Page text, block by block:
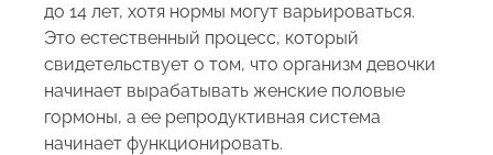
до 14 лет, хотя нормы могут варьироваться.
Это естественный процесс, который
свидетельствует о том, что организм девочки
начинает вырабатывать женские половые
гормоны, а ее репродуктивная система
начинает функционировать.